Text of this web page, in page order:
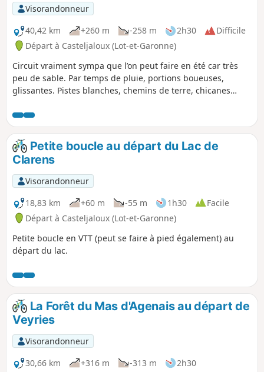
Visorandonneur
40,42 km
+260 m -258 m 2h30
Difficile
Départ à Casteljaloux (Lot-et-Garonne)
Circuit vraiment sympa que l’on peut faire en été car très
peu de sable. Par temps de pluie, portions boueuses,
glissantes. Pistes blanches, chemins de terre, chicanes
palombières. Ne pas emprunter lors de la chasse à la
palombe en octobre et novembre. Le respect de cette règle
implicite permet de maintenir les chemins ouverts. Respect
mutuel entre chasseurs, cyclistes et randonneurs.
Petite boucle au départ du Lac de
Clarens
Visorandonneur
18,83 km
+60 m -55 m 1h30
Facile
Départ à Casteljaloux (Lot-et-Garonne)
Petite boucle en VTT (peut se faire à pied également) au
départ du lac.
La Forêt du Mas d'Agenais au départ de
Veyries
Visorandonneur
30,66 km
+316 m -313 m
2h30